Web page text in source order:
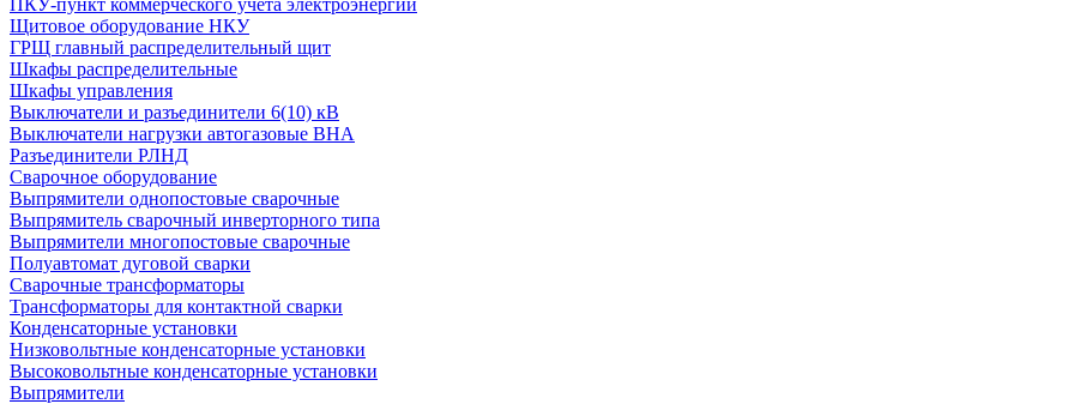
ПКУ-пункт коммерческого учета электроэнергии
Щитовое оборудование НКУ
ГРЩ главный распределительный щит
Шкафы распределительные
Шкафы управления
Выключатели и разъединители 6(10) кВ
Выключатели нагрузки автогазовые ВНА
Разъединители РЛНД
Сварочное оборудование
Выпрямители однопостовые сварочные
Выпрямитель сварочный инверторного типа
Выпрямители многопостовые сварочные
Полуавтомат дуговой сварки
Сварочные трансформаторы
Трансформаторы для контактной сварки
Конденсаторные установки
Низковольтные конденсаторные установки
Высоковольтные конденсаторные установки
Выпрямители